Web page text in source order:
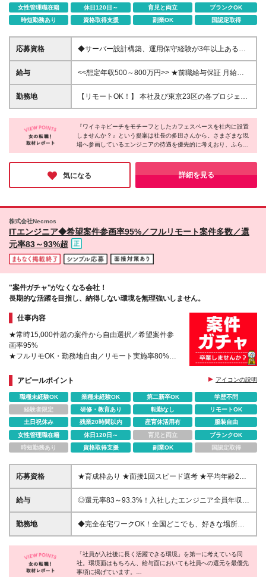
女性管理職在籍
休日120日～ 育児と両立
ブランクOK
時短勤務あり
資格取得支援 副業OK 国認定取得
応募資格
◆サーバー設計構築、運用保守経験が3年以上ある方
※学歴不問
給与
<<想定年収500～800万円>> ★前職給与保証 月給
31.2万円～50.0万円＋賞与年2回（4カ月分）＋各種手
当＋残業代全額支給 ※試用期間は3ヶ月。その間の給
ます。 実力を正当に評価できるよう、年4回の昇給チ
ャンスを用意しています。 全30段階のグレードを用
意しており、 実績に応じて収入UPが叶う仕組みを整
合わせた評価項目を用意しています
勤務地
【リモートOK！】 本社及び東京23区の各プロジェク
ト先での勤務となります ※転居を伴う転勤はありませ
ん 本社／東京都港区赤坂3-21-20 赤坂ロングビーチビ
ル ★就業先にもよりますが、リモート案件も多く取
り扱っている為、リモート勤務での就業も可能です！
【社長から溢れ出るエンジニアファーストの精神】
エンジニアの皆さんが羽根を休められる場所として、
ハワイのワイキキビーチをモチーフとしたカフェスペ
『ワイキキビーチをモチーフとしたカフェスペースを社内に設置
しませんか？』という提案は社長の多田さんから。さまざまな現
場へ参画しているエンジニアの待遇を優先的に考えおり、ふらっ
と立ち寄り珈琲を飲んで一息つくときや、ワークスペースとして
使いたいときに、いつでも利用できるようにと発案されました。
居心地の良い環境は社員と一緒に作っていくスタンスです。長く
活躍できる会社を探している方はぜひご応募ください♪
気になる 詳細を見る
株式会社Necmos
ITエンジニア◆希望案件参画率95%／フルリモート案件多数／還
元率83～93%超
"案件ガチャ"がなくなる会社！
長期的な活躍を目指し、納得しない環境を無理強いしません。
仕事内容
★常時15,000件超の案件から自由選択／希望案件参
画率95%
★フルリモOK・勤務地自由／リモート実施率80%
★還元率83～93.3%／入社者全員が年収UP
★年休131日／基本定時退社／有給取得率100%
アピールポイント アイコンの説明
職種未経験OK 業種未経験OK 第二新卒OK
学歴不問
経験者限定
研修・教育あり 転勤なし
リモートOK
土日祝休み
残業20時間以内 産育休活用有
服装自由
女性管理職在籍
休日120日～ 育児と両立
ブランクOK
時短勤務あり
資格取得支援 副業OK 国認定取得
応募資格
★育成枠あり ★面接1回スピード選考 ★平均年齢28
歳｜男女比7:3 ★20代～30代活躍中 ★学歴不問 【応
募条件】 ◎経験者 何らかの開発・設計構築の経験を
りOK ◎未経験者 29歳以下の方（若年層の長期的なキ
ャリア形成を図るため） └第二新卒歓迎
給与
◎還元率83～93.3%！入社したエンジニア全員年収
UP（平均160万円UP/平均月給45万円） ◎上昇還元
率制・単価連動型⇒会社利益は最大10万円！残り全て
す ※試用期間3ヵ月あり（待遇の変更はありません）
※固定残業代は、時間外労働の有無に関わらず20時間
分を、月34,000円支給 上記を超える時間外労働分は
勤務地
◆完全在宅ワークOK！全国どこでも、好きな場所で
働ける ◆在宅勤務or出社も自由に選べる ◆UIターン
歓迎！転勤なし 【本社】 〒155-0032 東京都世田谷区
代沢5-30-2 A＊G下北沢2F-2 ＼理想の働き方を実現／
・リモートワークと出社を自由に選びたい ・好きな
「社員が入社後に長く活躍できる環境」を第一に考えている同
社。環境面はもちろん、給与面においても社員への還元を最優先
事項に掲げています。